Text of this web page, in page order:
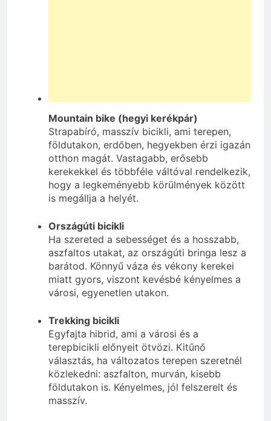
Mountain bike (hegyi kerékpár)
Strapabíró, masszív bicikli, ami terepen,
földutakon, erdőben, hegyekben érzi igazán
otthon magát. Vastagabb, erősebb
kerekekkel és többféle váltóval rendelkezik,
hogy a legkeményebb körülmények között
is megállja a helyét.
Országúti bicikli
Ha szereted a sebességet és a hosszabb,
aszfaltos utakat, az országúti bringa lesz a
barátod. Könnyű váza és vékony kerekei
miatt gyors, viszont kevésbé kényelmes a
városi, egyenetlen utakon.
Trekking bicikli
Egyfajta hibrid, ami a városi és a
terepbicikli előnyeit ötvözi. Kitűnő
választás, ha változatos terepen szeretnél
közlekedni: aszfalton, murván, kisebb
földutakon is. Kényelmes, jól felszerelt és
masszív.